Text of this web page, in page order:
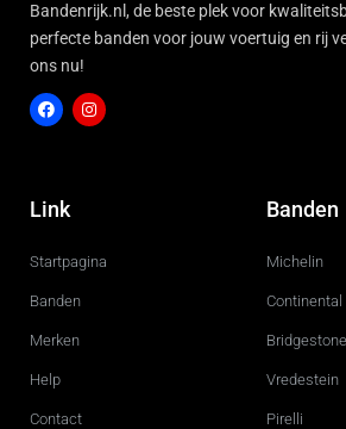
Bandenrijk.nl, de beste plek voor
perfecte banden voor jouw voertuig en rij
ons nu!
c
e
o
g
r
Link
Startpagina
Banden
Merken
Help
Contact
Banden
Michelin
Continental
Bridgestone
Vredestein
Pirelli